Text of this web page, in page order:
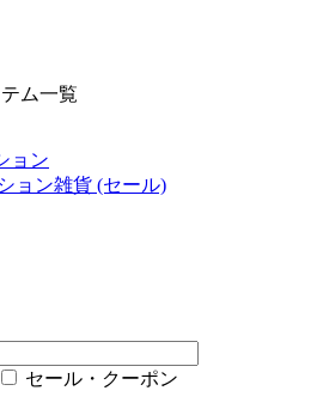
ム一覧
ョン
ョン雑貨 (セール)
セール・クーポン